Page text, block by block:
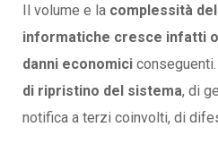
Il volume e la complessità
informatiche cresce infatti
danni economici
di ripristino del sistema, di
notifica a terzi coinvolti, di